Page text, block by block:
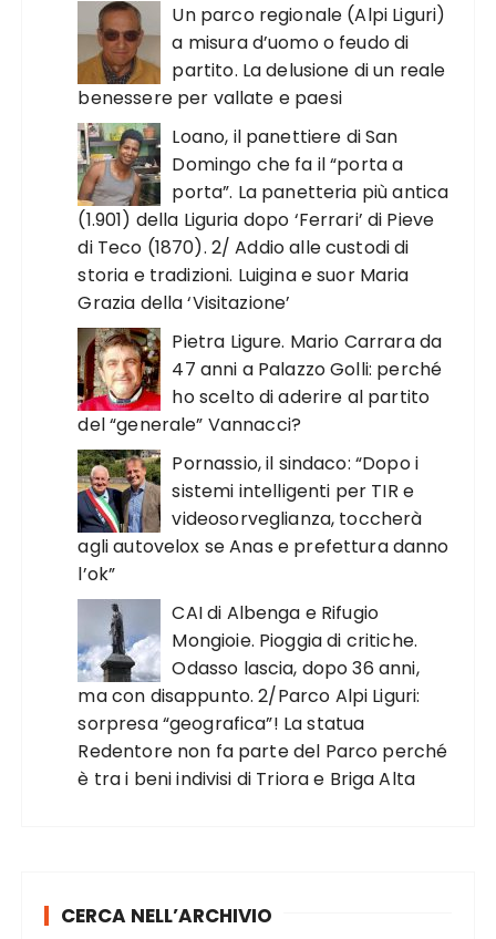
Un parco regionale (Alpi Liguri)
a misura d’uomo o feudo di
partito. La delusione di un reale
benessere per vallate e paesi
Loano, il panettiere di San
Domingo che fa il “porta a
porta”. La panetteria più antica
(1.901) della Liguria dopo ‘Ferrari’ di Pieve
di Teco (1870). 2/ Addio alle custodi di
storia e tradizioni. Luigina e suor Maria
Grazia della ‘Visitazione’
Pietra Ligure. Mario Carrara da
47 anni a Palazzo Golli: perché
ho scelto di aderire al partito
del “generale” Vannacci?
Pornassio, il sindaco: “Dopo i
sistemi intelligenti per TIR e
videosorveglianza, toccherà
agli autovelox se Anas e prefettura danno
l’ok”
CAI di Albenga e Rifugio
Mongioie. Pioggia di critiche.
Odasso lascia, dopo 36 anni,
ma con disappunto. 2/Parco Alpi Liguri:
sorpresa “geografica”! La statua
Redentore non fa parte del Parco perché
è tra i beni indivisi di Triora e Briga Alta
CERCA NELL’ARCHIVIO